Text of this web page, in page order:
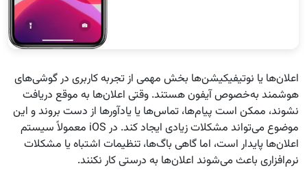
اعلان‌ها یا نوتیفیکیشن‌ها بخش مهمی از تجربه کاربری در گوشی‌های
هوشمند به‌خصوص آیفون هستند. وقتی اعلان‌ها به موقع دریافت
نشوند، ممکن است پیام‌ها، تماس‌ها یا یادآورها از دست بروند و این
موضوع می‌تواند مشکلات زیادی ایجاد کند. در iOS معمولاً سیستم
اعلان‌ها پایدار است، اما گاهی باگ‌ها، تنظیمات اشتباه یا مشکلات
نرم‌افزاری باعث می‌شوند اعلان‌ها به درستی کار نکنند.